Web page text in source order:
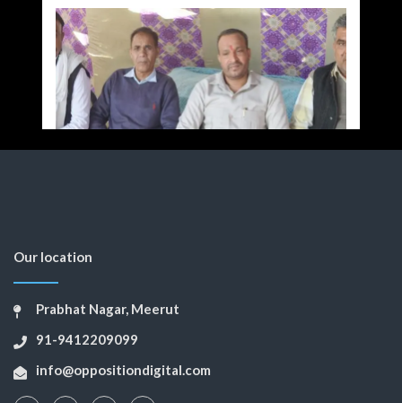
Our location
Prabhat Nagar, Meerut
91-9412209099
info@oppositiondigital.com